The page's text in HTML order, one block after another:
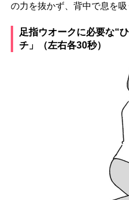
の力を抜かず、背中で息を吸
足指ウオークに必要な“
チ」（左右各30秒）